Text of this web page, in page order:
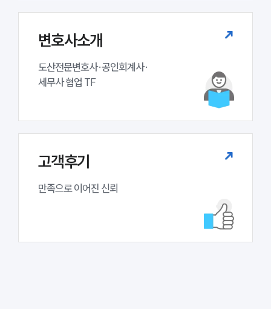
변호사소개
도산전문변호사·공인회계사·
세무사 협업 TF
고객후기
만족으로 이어진 신뢰